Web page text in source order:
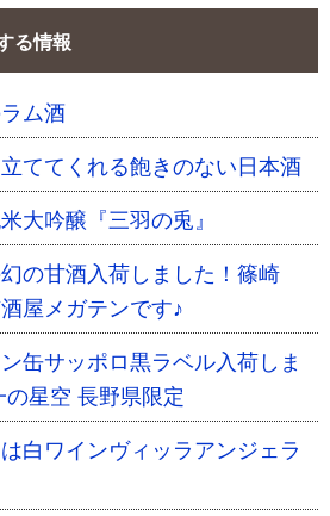
る情報
ム酒
ててくれる飽きのない日本酒
大吟醸『三羽の兎』
の甘酒入荷しました！篠崎
屋メガテンです♪
缶サッポロ黒ラベル入荷しま
の星空 長野県限定
白ワインヴィッラアンジェラ